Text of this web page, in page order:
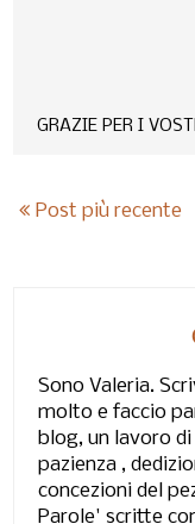
GRAZIE PER I
Post più recente
Sono Valeria.
molto e faccio
blog, un lavoro
pazienza ,
concezioni del
Parole' scritte